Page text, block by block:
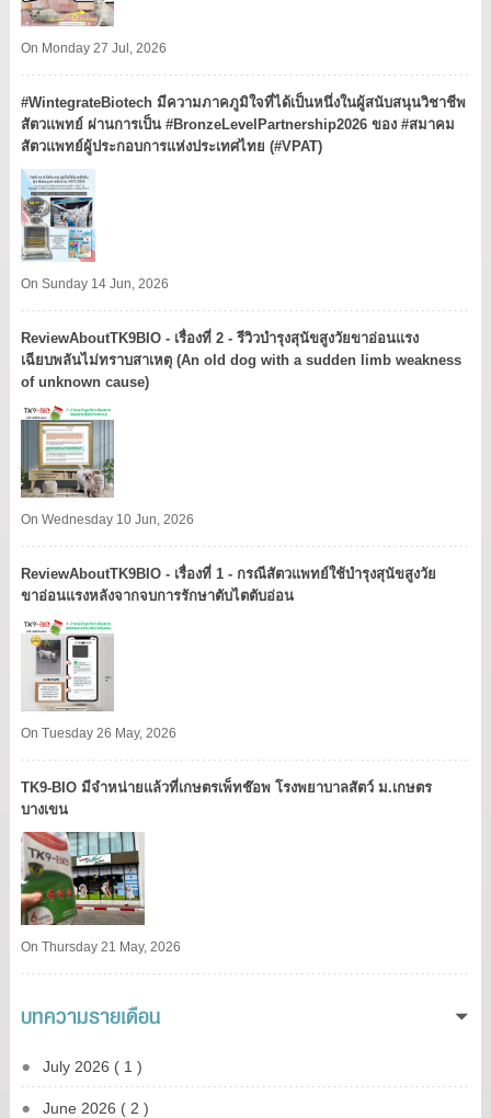
On Monday 27 Jul, 2026
#WintegrateBiotech มีความภาคภูมิใจที่ได้เป็นหนึ่งในผู้สนับสนุนวิชาชีพ
สัตวแพทย์ ผ่านการเป็น #BronzeLevelPartnership2026 ของ #สมาคม
สัตวแพทย์ผู้ประกอบการแห่งประเทศไทย (#VPAT)
On Sunday 14 Jun, 2026
ReviewAboutTK9BIO - เรื่องที่ 2 - รีวิวบำรุงสุนัขสูงวัยขาอ่อนแรง
เฉียบพลันไม่ทราบสาเหตุ (An old dog with a sudden limb weakness
of unknown cause)
On Wednesday 10 Jun, 2026
ReviewAboutTK9BIO - เรื่องที่ 1 - กรณีสัตวแพทย์ใช้บำรุงสุนัขสูงวัย
ขาอ่อนแรงหลังจากจบการรักษาตับไตตับอ่อน
On Tuesday 26 May, 2026
TK9​-BIO มีจำหน่ายแล้วที่เกษตรเพ็ทช๊อพ โรงพยาบาลสัตว์ ม.เกษตร
บางเขน​
On Thursday 21 May, 2026
บทความรายเดือน
July 2026 ( 1 )
June 2026 ( 2 )